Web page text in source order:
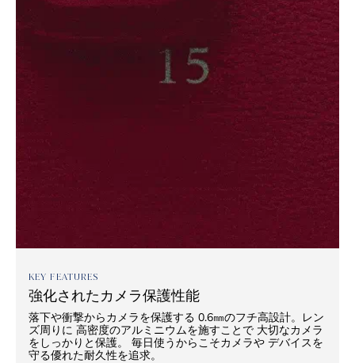
KEY FEATURES
強化されたカメラ保護性能
落下や衝撃からカメラを保護する 0.6㎜のフチ高設計。レン
ズ周りに 高密度のアルミニウムを施すことで 大切なカメラ
をしっかりと保護。 毎日使うからこそカメラや デバイスを
守る優れた耐久性を追求。